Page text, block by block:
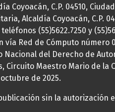
Coyoacán, C.P. 04510,
Alcaldía Coyoacán, C.P.
teléfonos (55)5622.7250 y
Red de Cómputo número
del Derecho de
Maestro Mario de la
de 2025.
sin la autorización